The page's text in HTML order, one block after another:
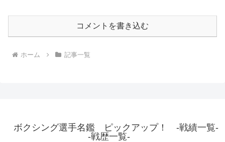
コメントを書き込む
ホーム 記事一覧
ボクシング選手名鑑 ピックアップ！ -戦績一覧-
-戦歴一覧-